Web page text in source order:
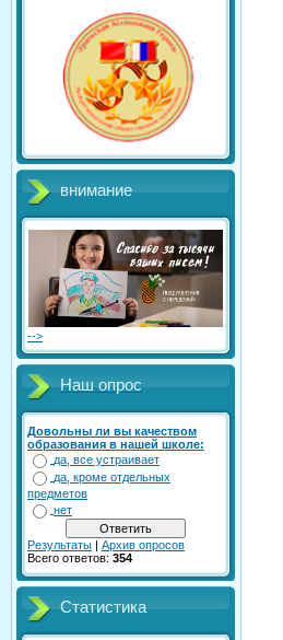
внимание
-->
Наш опрос
Довольны ли вы качеством
образования в нашей школе:
да, все устраивает
да, кроме отдельных
предметов
нет
Результаты | Архив опросов
Всего ответов: 354
Статистика